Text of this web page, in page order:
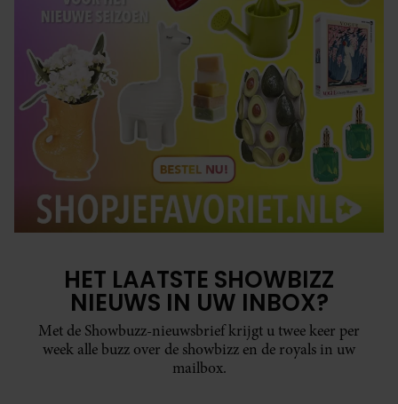
HET LAATSTE SHOWBIZZ
NIEUWS IN UW INBOX?
Met de Showbuzz-nieuwsbrief krijgt u twee keer per
week alle buzz over de showbizz en de royals in uw
mailbox.